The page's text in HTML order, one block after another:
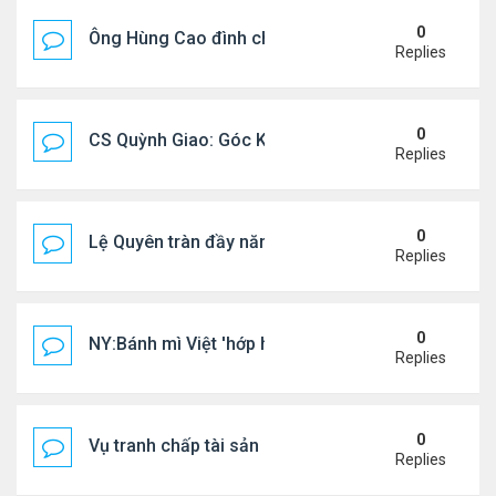
Ông Hùng Cao đình chỉ công tác quan chức 'nói
0
Replies
CS Quỳnh Giao: Góc Khuất Của Căn Bệnh Đoạt
0
Replies
Lệ Quyên tràn đầy năng lượng tại Mỹ
0
Replies
NY:Bánh mì Việt 'hớp hồn' thực khách Mỹ
0
Replies
Vụ tranh chấp tài sản của dv Đức Tiến
0
Replies